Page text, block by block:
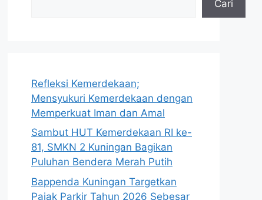
Cari
Refleksi Kemerdekaan;
Mensyukuri Kemerdekaan dengan
Memperkuat Iman dan Amal
Sambut HUT Kemerdekaan RI ke-
81, SMKN 2 Kuningan Bagikan
Puluhan Bendera Merah Putih
Bappenda Kuningan Targetkan
Pajak Parkir Tahun 2026 Sebesar